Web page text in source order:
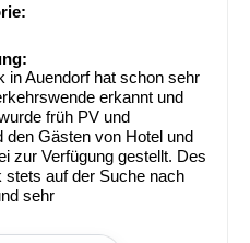
in Auendorf hat schon sehr
erkannt und
früh PV und
den Gästen von Hotel und
zur Verfügung gestellt. Des
auf der Suche nach
sehr